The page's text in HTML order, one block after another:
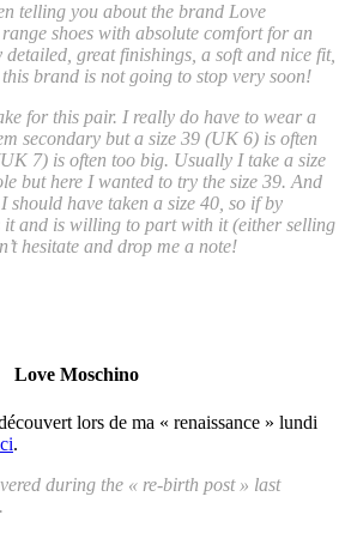
telling you about the brand Love
shoes with absolute comfort for an
great finishings, a soft and nice fit,
brand is not going to stop very soon!
for this pair. I really do have to wear a
secondary but a size 39 (UK 6) is often
7) is often too big. Usually I take a size
but here I wanted to try the size 39. And
should have taken a size 40, so if by
it and is willing to part with it (either selling
hesitate and drop me a note!
Love Moschino
lors de ma « renaissance » lundi
.
during the « re-birth post » last
.